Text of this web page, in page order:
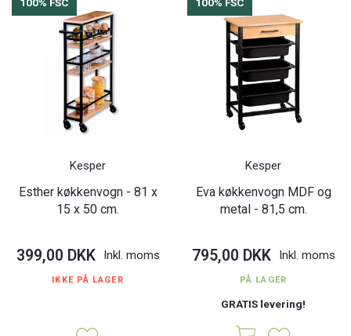
Kesper
Esther køkkenvogn - 81 x
15 x 50 cm.
399,00 DKK Inkl. moms
IKKE PÅ LAGER
Kesper
Eva køkkenvogn MDF og
metal - 81,5 cm.
795,00 DKK Inkl. moms
PÅ LAGER
GRATIS levering!